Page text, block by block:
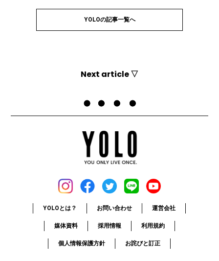
YOLOの記事一覧へ
Next article ▽
YOLOとは？ お問い合わせ 運営会社
媒体資料 採用情報 利用規約
個人情報保護方針 お詫びと訂正